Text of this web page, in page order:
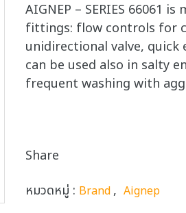
AIGNEP – SERIES 66061
fittings: flow controls for
unidirectional valve, quick
can be used also in salty
frequent washing with
Share
หมวดหมู่ : Brand, Aignep